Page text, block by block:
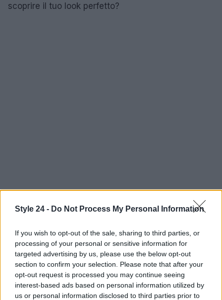
Style 24 - Do Not Process My Personal Information
If you wish to opt-out of the sale, sharing to third parties, or
processing of your personal or sensitive information for
targeted advertising by us, please use the below opt-out
section to confirm your selection. Please note that after your
opt-out request is processed you may continue seeing
interest-based ads based on personal information utilized by
us or personal information disclosed to third parties prior to
scoprire il tuo look perfetto?
AUTORE